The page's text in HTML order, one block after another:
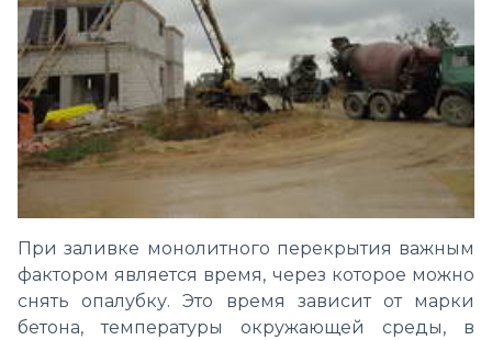
При заливке монолитного перекрытия важным
фактором является время, через которое можно
снять опалубку. Это время зависит от марки
бетона, температуры окружающей среды, в